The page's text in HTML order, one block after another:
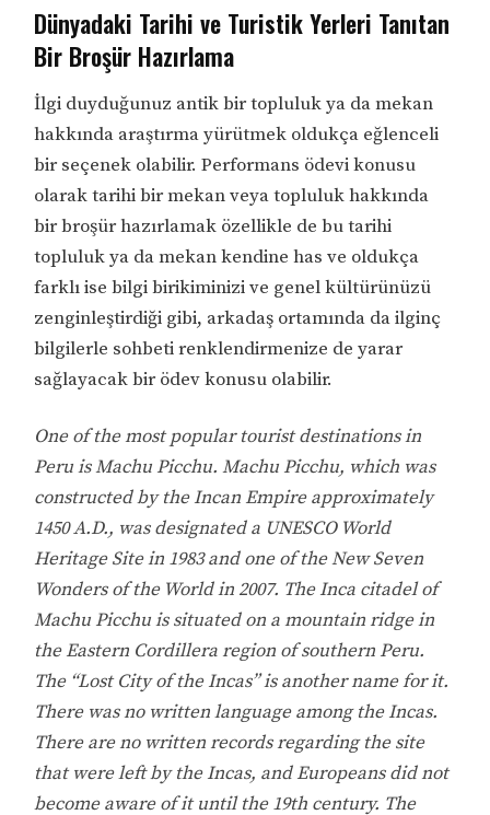
Dünyadaki Tarihi ve Turistik Yerleri Tanıtan
Bir Broşür Hazırlama
İlgi duyduğunuz antik bir topluluk ya da mekan
hakkında araştırma yürütmek oldukça eğlenceli
bir seçenek olabilir. Performans ödevi konusu
olarak tarihi bir mekan veya topluluk hakkında
bir broşür hazırlamak özellikle de bu tarihi
topluluk ya da mekan kendine has ve oldukça
farklı ise bilgi birikiminizi ve genel kültürünüzü
zenginleştirdiği gibi, arkadaş ortamında da ilginç
bilgilerle sohbeti renklendirmenize de yarar
sağlayacak bir ödev konusu olabilir.
One of the most popular tourist destinations in
Peru is Machu Picchu. Machu Picchu, which was
constructed by the Incan Empire approximately
1450 A.D., was designated a UNESCO World
Heritage Site in 1983 and one of the New Seven
Wonders of the World in 2007. The Inca citadel of
Machu Picchu is situated on a mountain ridge in
the Eastern Cordillera region of southern Peru.
The “Lost City of the Incas” is another name for it.
There was no written language among the Incas.
There are no written records regarding the site
that were left by the Incas, and Europeans did not
become aware of it until the 19th century. The